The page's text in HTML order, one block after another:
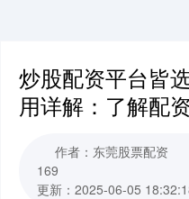
炒股配资平台皆
用详解：了解配
作者：东莞股票配资
169
更新：2025-06-05